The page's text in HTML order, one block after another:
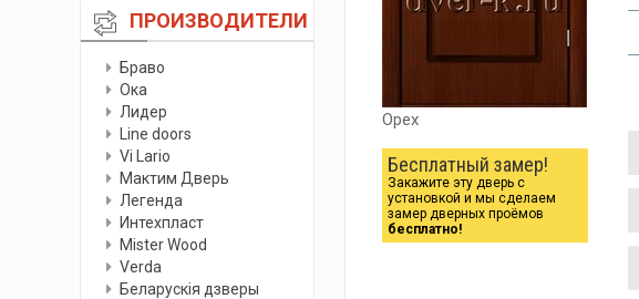
ПРОИЗВОДИТЕЛИ
Браво
Ока
Лидер
Line doors
Vi Lario
Мактим Дверь
Легенда
Интехпласт
Мister Wood
Verda
Беларускiя дзверы
Орех
Бесплатный замер!
Закажите эту дверь с
установкой и мы сделаем
замер дверных проёмов
бесплатно!